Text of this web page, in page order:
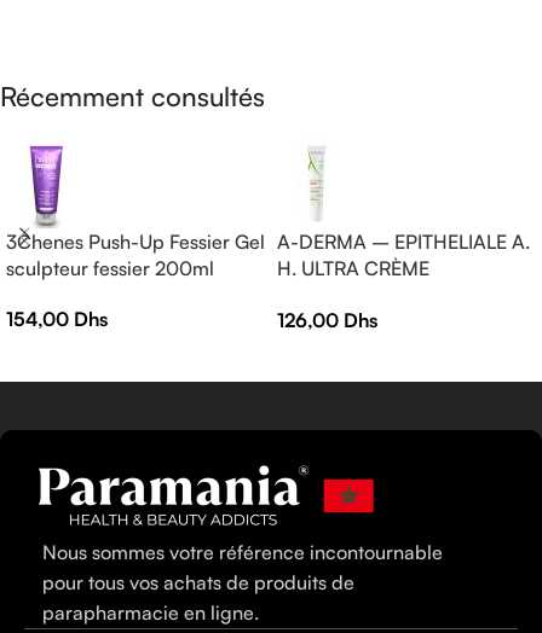
Récemment consultés
3Chenes Push-Up Fessier Gel
sculpteur fessier 200ml
154,00 Dhs
A-DERMA – EPITHELIALE A.
H. ULTRA CRÈME
— Crème réparatrice —
126,00 Dhs
Nous sommes votre référence incontournable
pour tous vos achats de produits de
parapharmacie en ligne.